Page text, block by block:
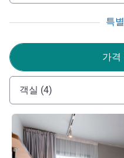
특
가격
객실 (4)
세부 정보 보기